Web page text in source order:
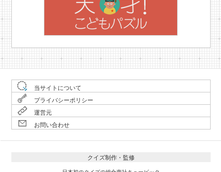
当サイトについて
プライバシーポリシー
運営元
お問い合わせ
クイズ制作・監修